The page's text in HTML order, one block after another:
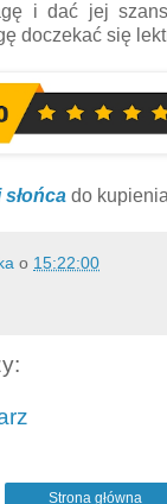
i dać jej
doczekać się
do
o 15:22:00
Strona główna